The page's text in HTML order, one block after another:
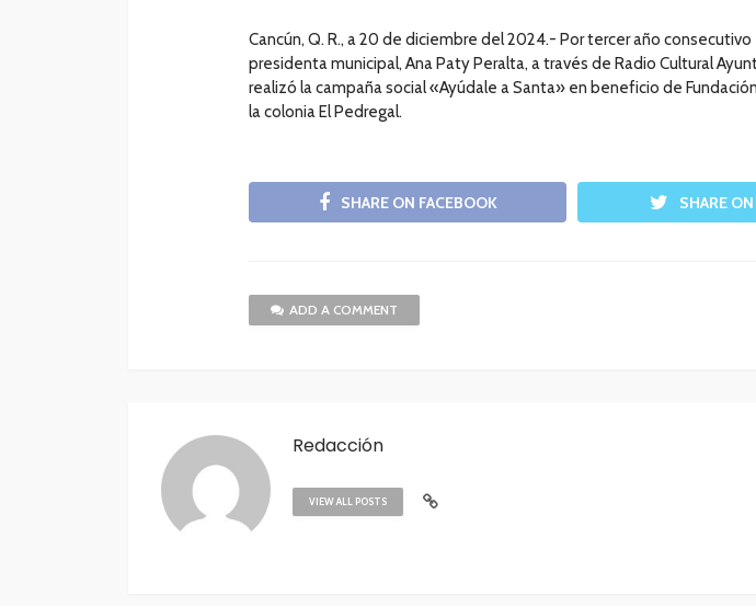
Cancún, Q. R., a 20 de diciembre del 2024.- Por tercer año
presidenta municipal, Ana Paty Peralta, a través de Radio Cultural
realizó la campaña social «Ayúdale a Santa» en beneficio de
la colonia El Pedregal.
SHARE ON FACEBOOK SHARE
ADD A COMMENT
Redacción
VIEW ALL POSTS